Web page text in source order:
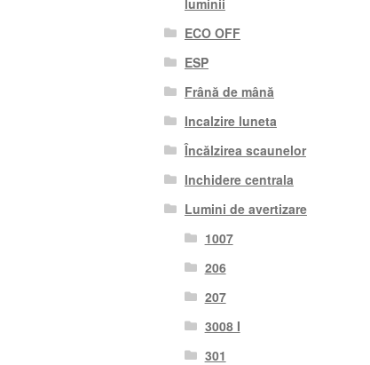
ECO OFF
ESP
Frână de mână
Incalzire luneta
Încălzirea scaunelor
Inchidere centrala
Lumini de avertizare
1007
206
207
3008 I
301